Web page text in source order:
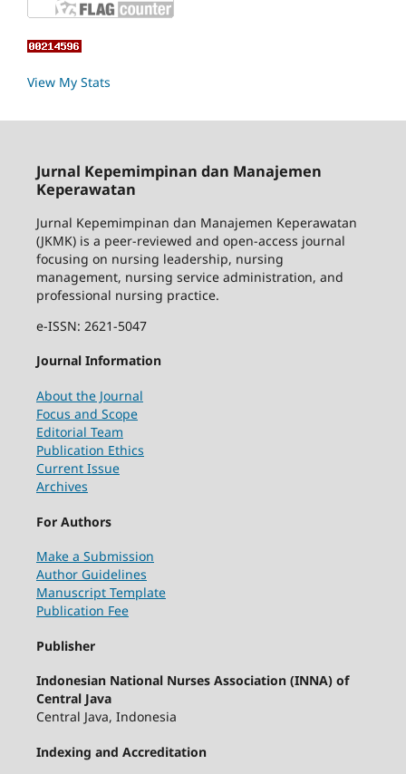
View My Stats
Jurnal Kepemimpinan dan Manajemen
Keperawatan
Jurnal Kepemimpinan dan Manajemen Keperawatan
(JKMK) is a peer-reviewed and open-access journal
focusing on nursing leadership, nursing
management, nursing service administration, and
professional nursing practice.
e-ISSN: 2621-5047
Journal Information
About the Journal
Focus and Scope
Editorial Team
Publication Ethics
Current Issue
Archives
For Authors
Make a Submission
Author Guidelines
Manuscript Template
Publication Fee
Publisher
Indonesian National Nurses Association (INNA) of
Central Java
Central Java, Indonesia
Indexing and Accreditation